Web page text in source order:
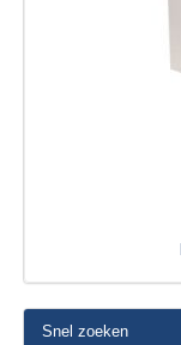
Snel zoeken